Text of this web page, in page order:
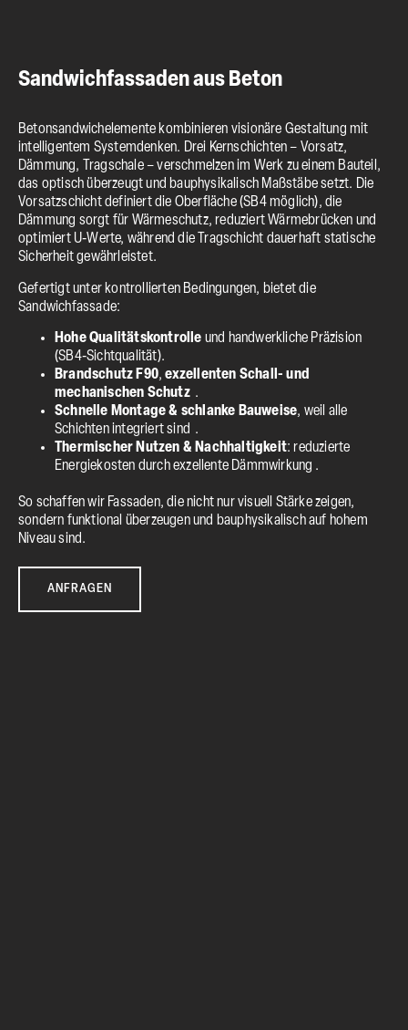
Sandwichfassaden aus Beton
Betonsandwichelemente kombinieren visionäre Gestaltung mit
intelligentem Systemdenken. Drei Kernschichten – Vorsatz,
Dämmung, Tragschale – verschmelzen im Werk zu einem Bauteil,
das optisch überzeugt und bauphysikalisch Maßstäbe setzt. Die
Vorsatzschicht definiert die Oberfläche (SB4 möglich), die
Dämmung sorgt für Wärmeschutz, reduziert Wärmebrücken und
optimiert U‑Werte, während die Tragschicht dauerhaft statische
Sicherheit gewährleistet.
Gefertigt unter kontrollierten Bedingungen, bietet die
Sandwichfassade:
Hohe Qualitätskontrolle und handwerkliche Präzision
(SB4‑Sichtqualität).
Brandschutz F90,exzellenten Schall- und
mechanischen Schutz .
Schnelle Montage & schlanke Bauweise, weil alle
Schichten integriert sind .
Thermischer Nutzen & Nachhaltigkeit: reduzierte
Energiekosten durch exzellente Dämmwirkung .
So schaffen wir Fassaden, die nicht nur visuell Stärke zeigen,
sondern funktional überzeugen und bauphysikalisch auf hohem
Niveau sind.
ANFRAGEN